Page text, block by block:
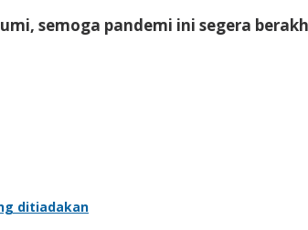
semoga pandemi ini segera
ditiadakan